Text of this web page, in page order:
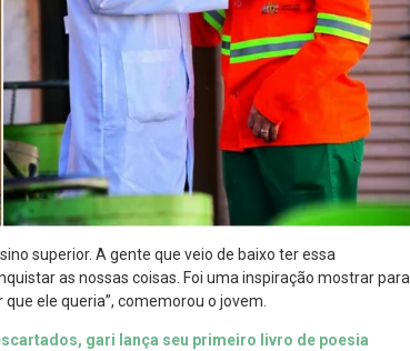
superior. A gente que veio de baixo ter essa
as nossas coisas. Foi uma inspiração mostrar para
ele queria”, comemorou o jovem.
gari lança seu primeiro livro de poesia